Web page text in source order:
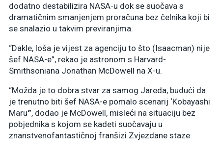
dodatno destabilizira NASA-u dok se suočava s
dramatičnim smanjenjem proračuna bez čelnika koji bi
se snalazio u takvim previranjima.
“Dakle, loša je vijest za agenciju to što (Isaacman) nije
šef NASA-e”, rekao je astronom s Harvard-
Smithsoniana Jonathan McDowell na X-u.
“Možda je to dobra stvar za samog Jareda, budući da
je trenutno biti šef NASA-e pomalo scenarij ‘Kobayashi
Maru'”, dodao je McDowell, misleći na situaciju bez
pobjednika s kojom se kadeti suočavaju u
znanstvenofantastičnoj franšizi Zvjezdane staze.